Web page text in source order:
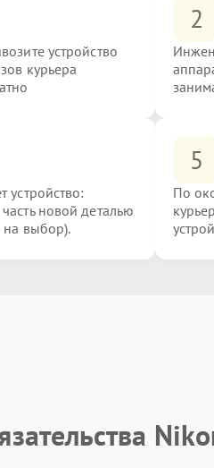
устройство
курьера
2
устройство:
новой деталью
на выбор).
5
По